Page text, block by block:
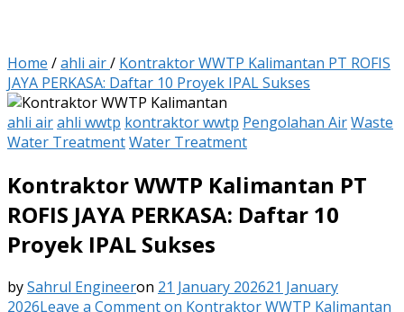
Home /ahli air/ Kontraktor WWTP Kalimantan PT ROFIS
JAYA PERKASA: Daftar 10 Proyek IPAL Sukses
ahli airahli wwtp kontraktor wwtp Pengolahan AirWaste
Water TreatmentWater Treatment
Kontraktor WWTP Kalimantan PT
ROFIS JAYA PERKASA: Daftar 10
Proyek IPAL Sukses
bySahrul Engineeron 21 January 202621 January
2026Leave a Commenton Kontraktor WWTP Kalimantan